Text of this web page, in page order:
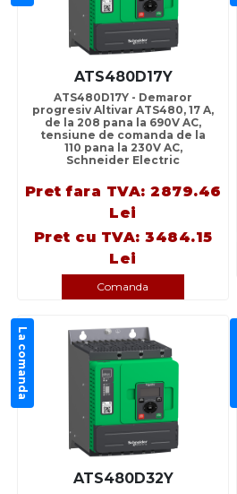
ATS480D17Y
ATS480D17Y - Demaror
progresiv Altivar ATS480, 17 A,
de la 208 pana la 690V AC,
tensiune de comanda de la
110 pana la 230V AC,
Schneider Electric
Pret fara TVA: 2879.46
Lei
Pret cu TVA: 3484.15
Lei
Comanda
La comanda
ATS480D32Y